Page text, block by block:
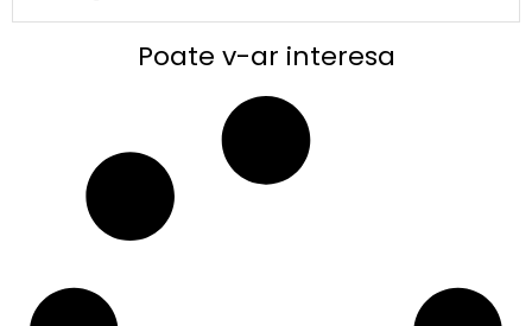
Poate v-ar interesa